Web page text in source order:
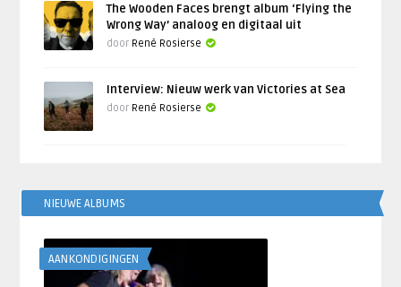
The Wooden Faces brengt album ‘Flying the
Wrong Way’ analoog en digitaal uit
door René Rosierse
Interview: Nieuw werk van Victories at Sea
door René Rosierse
NIEUWE ALBUMS
AANKONDIGINGEN